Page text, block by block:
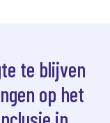
te blijven
op het